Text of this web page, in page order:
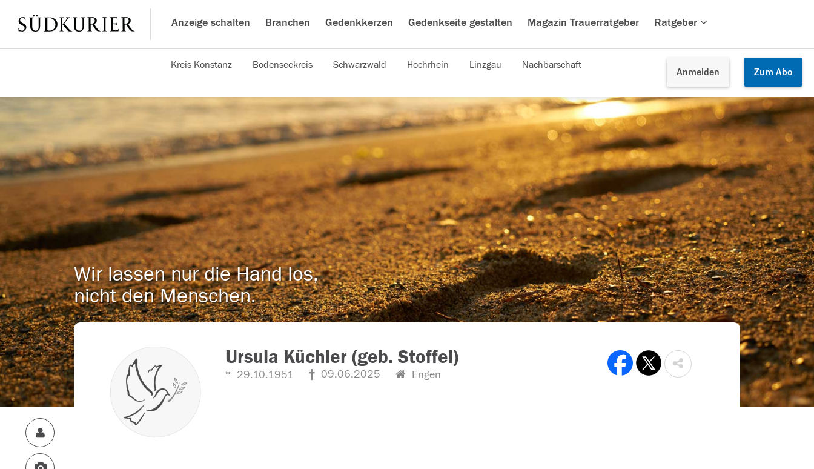
Anzeige schalten Branchen Gedenkkerzen Gedenkseite gestalten Magazin Trauerratgeber Ratgeber
Anmelden Zum Abo
Kreis Konstanz Bodenseekreis Schwarzwald Hochrhein Linzgau Nachbarschaft
Wir lassen nur die Hand los,
nicht den Menschen.
Ursula Küchler (geb. Stoffel)
29.10.1951 09.06.2025 Engen